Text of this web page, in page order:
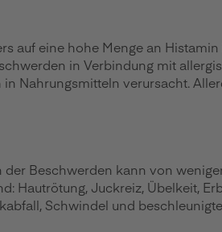
auf eine hohe Menge an
in Verbindung mit
Nahrungsmitteln verursacht.
Beschwerden kann von
Juckreiz, Übelkeit,
Schwindel und